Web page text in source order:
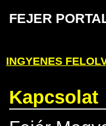
FEJER
INGYENES
Kapcsolat